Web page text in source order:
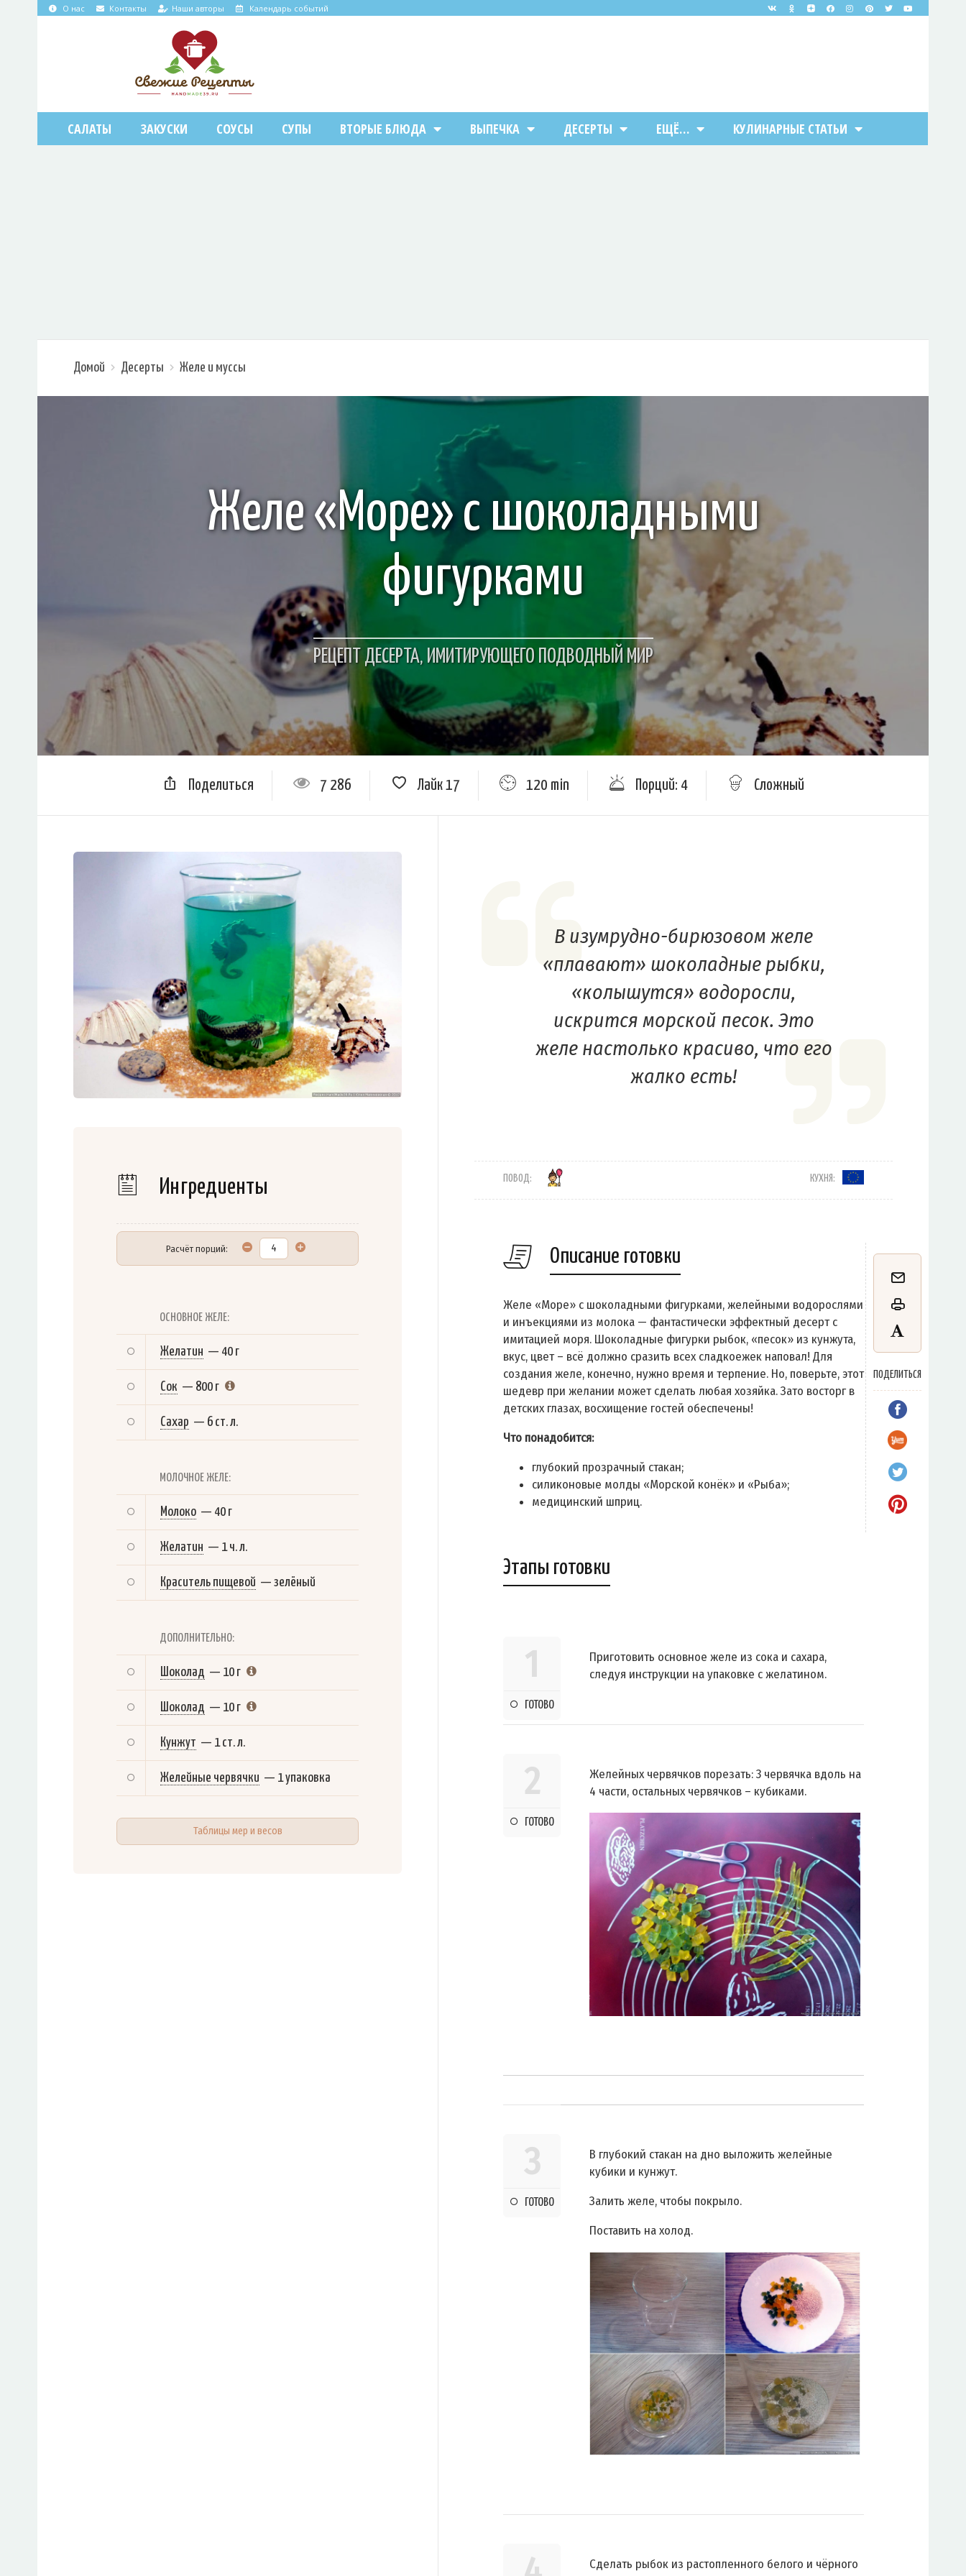
О нас Контакты Наши авторы Календарь событий
САЛАТЫ ЗАКУСКИ СОУСЫ СУПЫ ВТОРЫЕ БЛЮДА ВЫПЕЧКА ДЕСЕРТЫ ЕЩЁ… КУЛИНАРНЫЕ СТАТЬИ
Домой Десерты Желе и муссы
Желе «Море» с шоколадными
фигурками
РЕЦЕПТ ДЕСЕРТА, ИМИТИРУЮЩЕГО ПОДВОДНЫЙ МИР
Поделиться 7 286 Лайк17 120 min Порций: 4 Сложный
Ингредиенты
Расчёт порций:
ОСНОВНОЕ ЖЕЛЕ:
Желатин — 40 г
Сок — 800 г
Сахар — 6 ст. л.
МОЛОЧНОЕ ЖЕЛЕ:
Молоко — 40 г
Желатин — 1 ч. л.
Краситель пищевой — зелёный
ДОПОЛНИТЕЛЬНО:
Шоколад — 10 г
Шоколад — 10 г
Кунжут — 1 ст. л.
Желейные червячки — 1 упаковка
Таблицы мер и весов
В изумрудно-бирюзовом желе
«плавают» шоколадные рыбки,
«колышутся» водоросли,
искрится морской песок. Это
желе настолько красиво, что его
жалко есть!
ПОВОД: КУХНЯ:
Описание готовки
ПОДЕЛИТЬСЯ
Желе «Море» с шоколадными фигурками, желейными водорослями
и инъекциями из молока — фантастически эффектный десерт с
имитацией моря. Шоколадные фигурки рыбок, «песок» из кунжута,
вкус, цвет – всё должно сразить всех сладкоежек наповал! Для
создания желе, конечно, нужно время и терпение. Но, поверьте, этот
шедевр при желании может сделать любая хозяйка. Зато восторг в
детских глазах, восхищение гостей обеспечены!
Что понадобится:
глубокий прозрачный стакан;
силиконовые молды «Морской конёк» и «Рыба»;
медицинский шприц.
Этапы готовки
1
ГОТОВО
Приготовить основное желе из сока и сахара,
следуя инструкции на упаковке с желатином.
2
ГОТОВО
Желейных червячков порезать: 3 червячка вдоль на
4 части, остальных червячков – кубиками.
3
ГОТОВО
В глубокий стакан на дно выложить желейные
кубики и кунжут.
Залить желе, чтобы покрыло.
Поставить на холод.
Сделать рыбок из растопленного белого и чёрного